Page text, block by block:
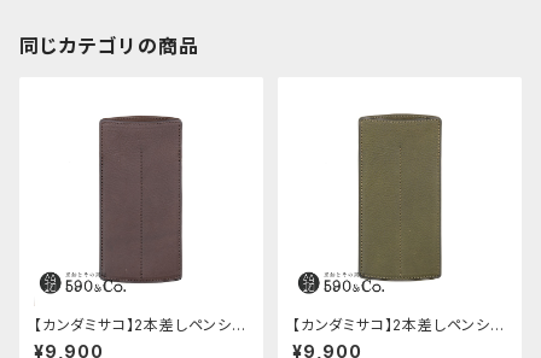
同じカテゴリの商品
【カンダミサコ】2本差しペンシー
ス・ミネルバボックス (カスター
¥9,900
【カンダミサコ】2本差しペンシー
ス・ミネルバボックス (オリーバ)
¥9,900